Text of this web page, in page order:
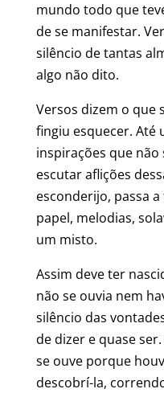
mundo todo que
de se manifestar.
silêncio de tantas
algo não dito.
Versos dizem o que
fingiu esquecer. Até
inspirações que não
escutar aflições
esconderijo, passa
papel, melodias,
um misto.
Assim deve ter
não se ouvia nem
silêncio das
de dizer e quase
se ouve porque
descobrí-la,